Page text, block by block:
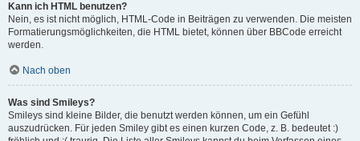
Kann ich HTML benutzen?
Nein, es ist nicht möglich, HTML-Code in Beiträgen zu verwenden. Die meisten
Formatierungsmöglichkeiten, die HTML bietet, können über BBCode erreicht
werden.
Nach oben
Was sind Smileys?
Smileys sind kleine Bilder, die benutzt werden können, um ein Gefühl
auszudrücken. Für jeden Smiley gibt es einen kurzen Code, z. B. bedeutet :)